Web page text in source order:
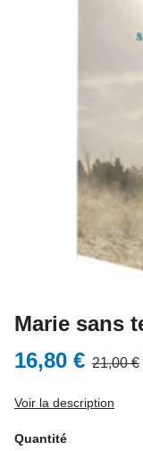
Marie sans
16,80 € 21,00 €
Voir la description
Quantité